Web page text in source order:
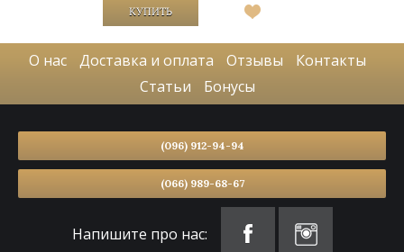
О нас Доставка и оплата Отзывы
Контакты
Статьи
Бонусы
(096) 912-94-94
(066) 989-68-67
Напишите про нас: